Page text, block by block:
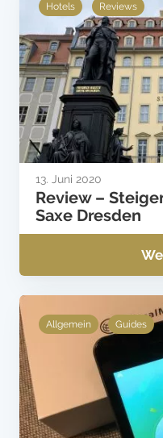
Hotels Reviews
13. Juni 2020
Review –
Saxe Dresden
Allgemein Guides